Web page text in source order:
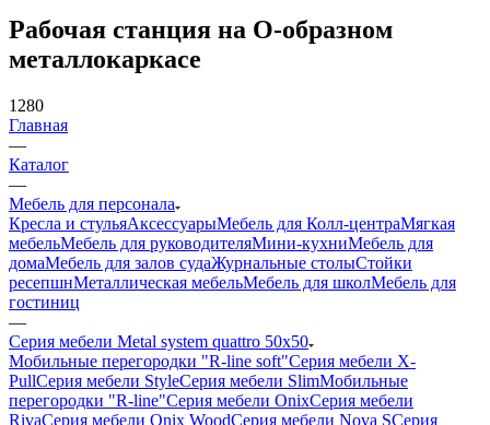
Рабочая станция на О-образном
металлокаркасе
1280
Главная
—
Каталог
—
Мебель для персонала
Кресла и стульяАксессуарыМебель для Колл-центраМягкая
мебельМебель для руководителяМини-кухниМебель для
домаМебель для залов судаЖурнальные столыСтойки
ресепшнМеталлическая мебельМебель для школМебель для
гостиниц
—
Серия мебели Metal system quattro 50x50
Мобильные перегородки "R-line soft"Серия мебели X-
PullСерия мебели StyleСерия мебели SlimМобильные
перегородки "R-line"Серия мебели OnixСерия мебели
RivaСерия мебели Onix WoodСерия мебели Nova SСерия